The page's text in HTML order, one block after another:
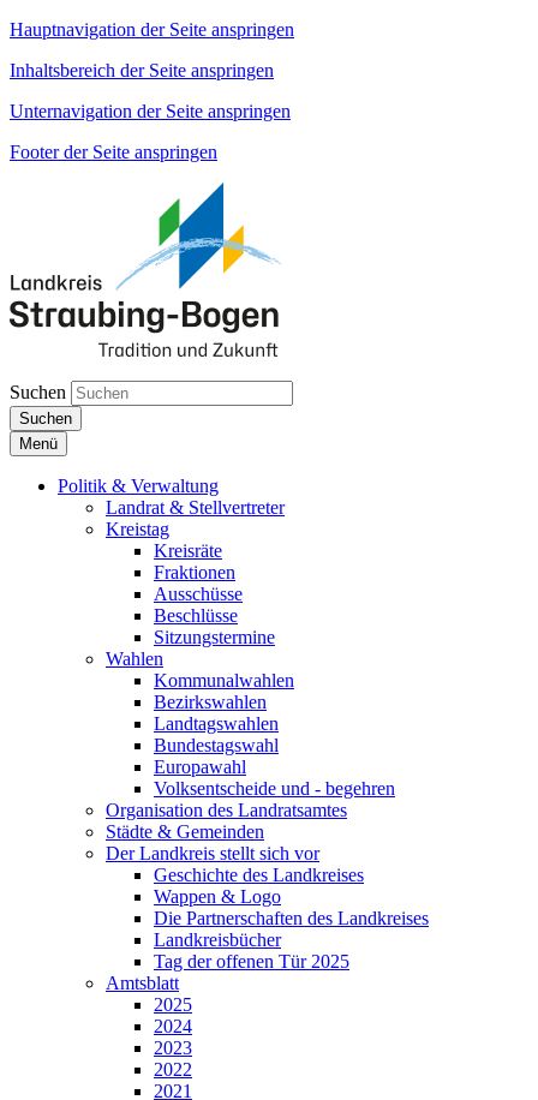
Hauptnavigation der Seite anspringen
Inhaltsbereich der Seite anspringen
Unternavigation der Seite anspringen
Footer der Seite anspringen
Suchen
Suchen
Menü
Politik & Verwaltung
Landrat & Stellvertreter
Kreistag
Kreisräte
Fraktionen
Ausschüsse
Beschlüsse
Sitzungstermine
Wahlen
Kommunalwahlen
Bezirkswahlen
Landtagswahlen
Bundestagswahl
Europawahl
Volksentscheide und - begehren
Organisation des Landratsamtes
Städte & Gemeinden
Der Landkreis stellt sich vor
Geschichte des Landkreises
Wappen & Logo
Die Partnerschaften des Landkreises
Landkreisbücher
Tag der offenen Tür 2025
Amtsblatt
2025
2024
2023
2022
2021